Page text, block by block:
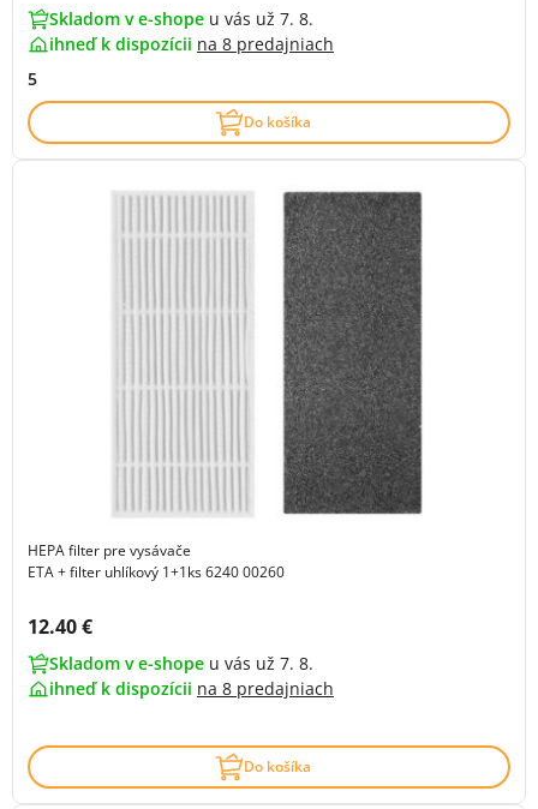
Skladom v e-shope u vás už 7. 8.
ihneď k dispozícii na 8 predajniach
5
Do košíka
HEPA filter pre vysávače
ETA + filter uhlíkový 1+1ks 6240 00260
Cena s DPH:
12.40 €
Skladom v e-shope u vás už 7. 8.
ihneď k dispozícii na 8 predajniach
Do košíka